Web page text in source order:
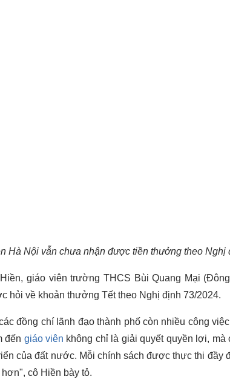
Hà Nội vẫn chưa nhận được tiền thưởng theo Nghị
giáo viên trường THCS Bùi Quang Mại
hỏi về khoản thưởng Tết theo Nghị định 73/2024.
đồng chí lãnh đạo thành phố còn nhiều công
đến giáo viên không chỉ là giải quyết quyền lợi,
của đất nước. Mỗi chính sách được thực thi đầy
cô Hiền bày tỏ.